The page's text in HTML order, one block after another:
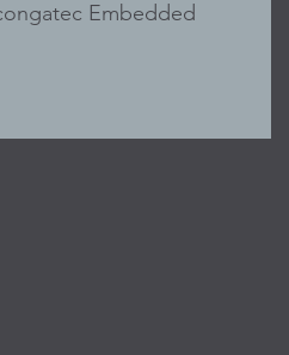
Embedded